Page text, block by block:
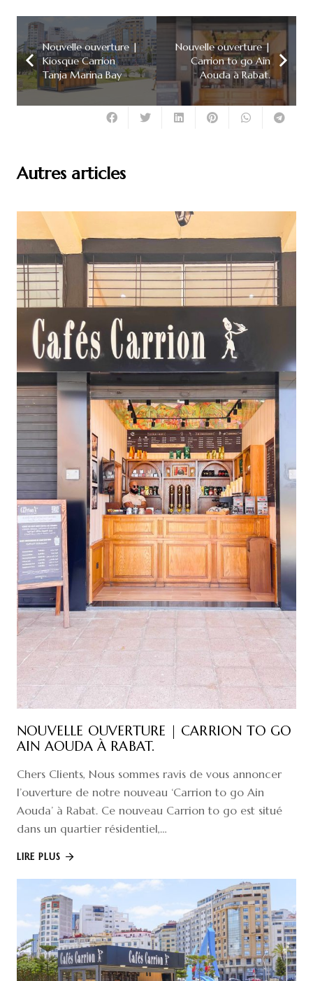
Nouvelle ouverture |
Kiosque Carrion
Tanja Marina Bay
Nouvelle ouverture |
Carrion to go Ain
Aouda à Rabat.
Autres articles
NOUVELLE OUVERTURE | CARRION TO GO
AIN AOUDA À RABAT.
Chers Clients, Nous sommes ravis de vous annoncer
l’ouverture de notre nouveau ‘Carrion to go Ain
Aouda’ à Rabat. Ce nouveau Carrion to go est situé
dans un quartier résidentiel,…
LIRE PLUS